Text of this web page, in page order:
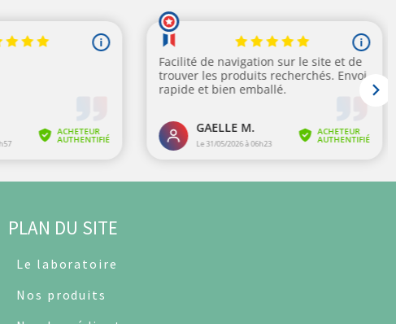
PLAN DU SITE
Le laboratoire
Nos produits